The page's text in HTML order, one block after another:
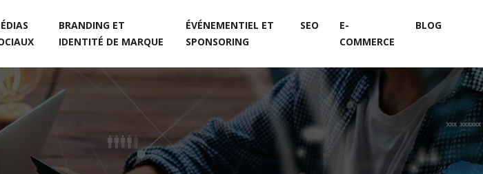
BRANDING ET
IDENTITÉ DE MARQUE
ÉVÉNEMENTIEL ET
SPONSORING
SEO
E-
COMMERCE
BLOG